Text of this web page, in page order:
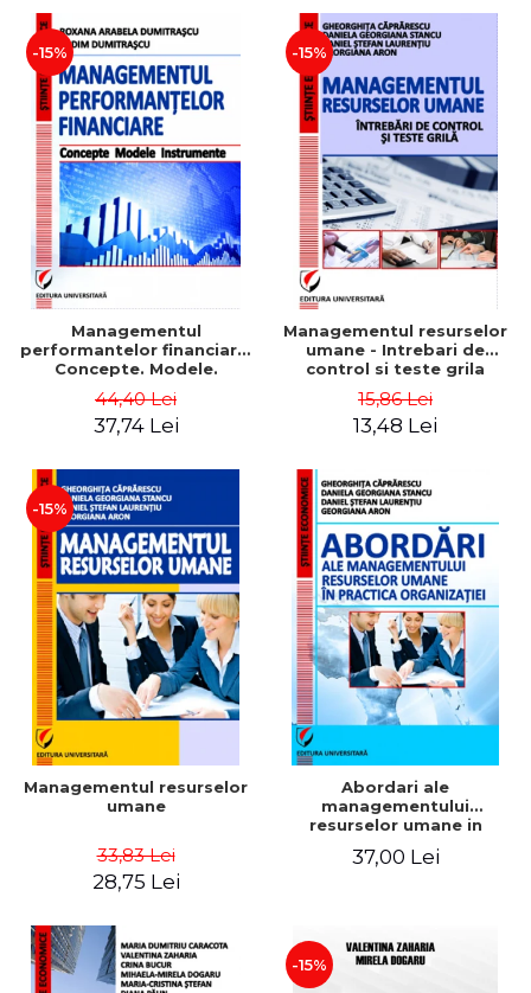
-15%
Managementul
performantelor financiare.
Concepte. Modele.
44,40 Lei
37,74 Lei
-15%
Managementul resurselor
umane - Intrebari de
control si teste grila
15,86 Lei
13,48 Lei
-15%
Managementul resurselor
umane
33,83 Lei
28,75 Lei
Abordari ale
managementului
resurselor umane in
37,00 Lei
-15%